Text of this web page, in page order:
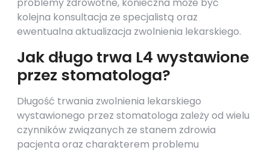
kolejna konsultacja ze specjalistą oraz
ewentualna aktualizacja zwolnienia lekarskiego.
Jak długo trwa L4 wystawione
przez stomatologa?
Długość trwania zwolnienia lekarskiego
wystawionego przez stomatologa zależy od wielu
czynników związanych ze stanem zdrowia
pacjenta oraz charakterem problemu